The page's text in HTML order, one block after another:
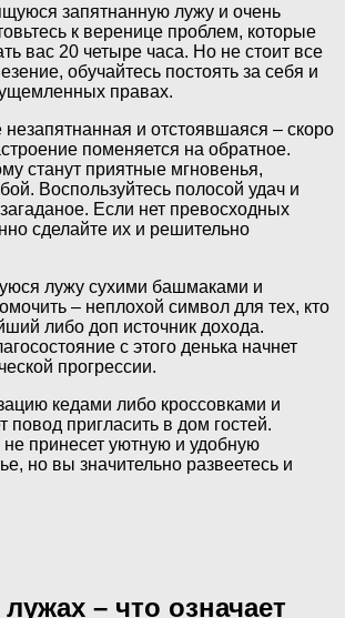
запятнанную лужу и очень
к веренице проблем, которые
вас 20 четыре часа. Но не стоит все
обучайтесь постоять за себя и
правах.
и отстоявшаяся – скоро
поменяется на обратное.
станут приятные мгновенья,
Воспользуйтесь полосой удач и
Если нет превосходных
сделайте их и решительно
лужу сухими башмаками и
– неплохой символ для тех, кто
либо доп источник дохода.
с этого денька начнет
прогрессии.
кедами либо кроссовками и
повод пригласить в дом гостей.
принесет уютную и удобную
но вы значительно развеетесь и
– что означает